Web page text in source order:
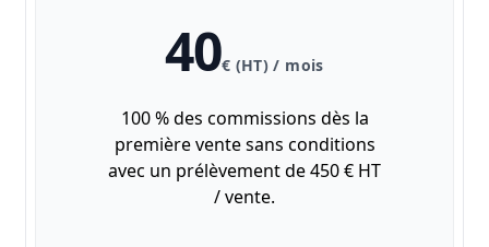
40€ (HT) / mois
100 % des commissions dès la
première vente sans conditions
avec un prélèvement de 450 € HT
/ vente.